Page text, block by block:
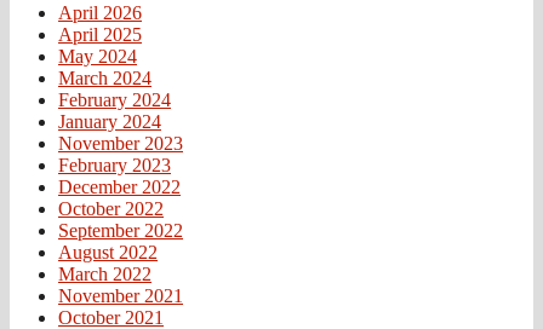
April 2026
April 2025
May 2024
March 2024
February 2024
January 2024
November 2023
February 2023
December 2022
October 2022
September 2022
August 2022
March 2022
November 2021
October 2021